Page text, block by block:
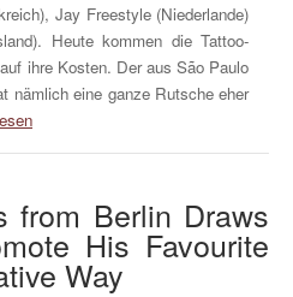
Jay Freestyle (Niederlande)
Heute kommen die Tattoo-
ihre Kosten. Der aus São Paulo
nämlich eine ganze Rutsche eher
from Berlin Draws
His Favourite
Way